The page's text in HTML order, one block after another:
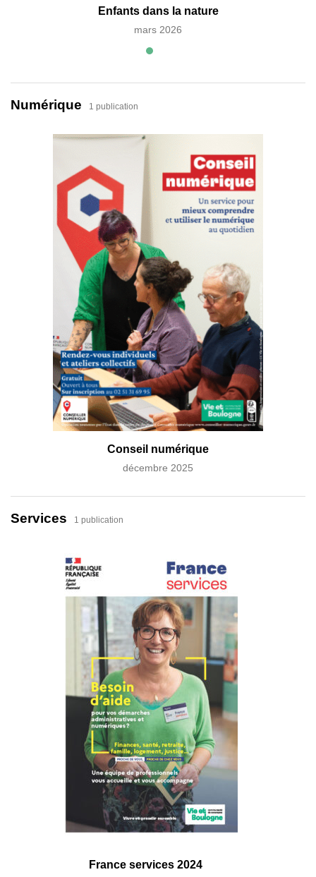
Enfants dans la nature
mars 2026
Numérique 1 publication
Conseil numérique
décembre 2025
Services 1 publication
France services 2024